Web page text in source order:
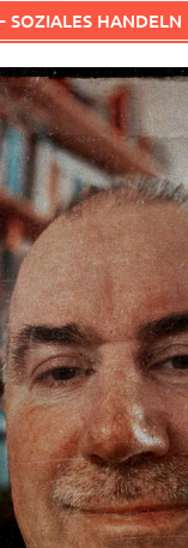
SOZIALES HANDELN